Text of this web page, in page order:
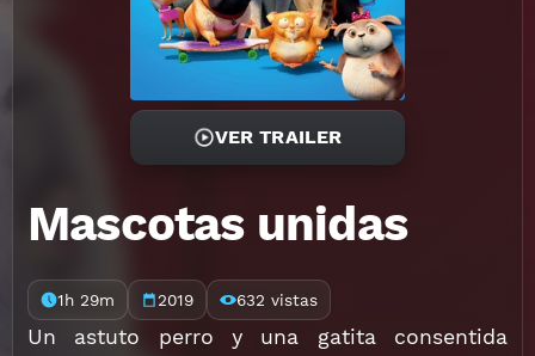
VER TRAILER
Mascotas unidas
1h 29m 2019 632 vistas
Un astuto perro y una gatita consentida